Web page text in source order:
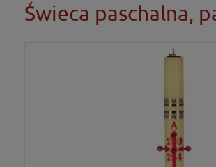
Świeca paschalna,